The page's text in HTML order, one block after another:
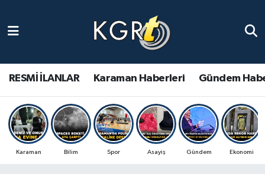
RESMİ İLANLAR Karaman Haberleri Gündem
Karaman Bilim Spor Asayiş Gündem Ekonomi
Gündem Haberleri
Güncel Haberler
Spor Haberleri